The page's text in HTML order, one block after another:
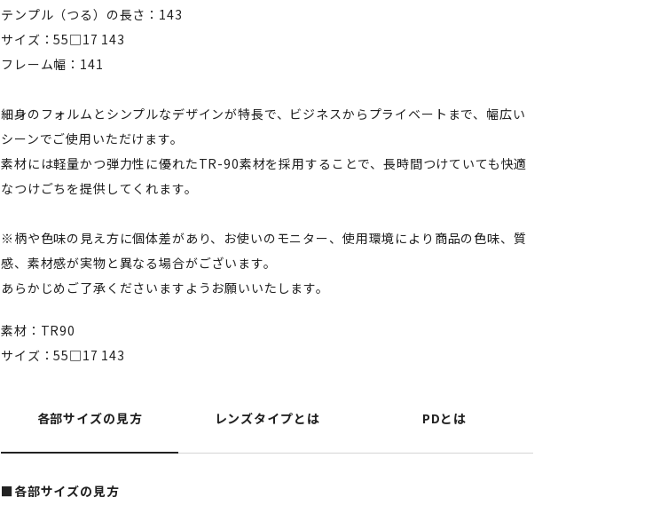
テンプル（つる）の長さ：143
サイズ：55□17 143
フレーム幅：141
細身のフォルムとシンプルなデザインが特長で、ビジネスからプライベートまで、幅広い
シーンでご使用いただけます。
素材には軽量かつ弾力性に優れたTR-90素材を採用することで、長時間つけていても快適
なつけごちを提供してくれます。
※柄や色味の見え方に個体差があり、お使いのモニター、使用環境により商品の色味、質
感、素材感が実物と異なる場合がございます。
あらかじめご了承くださいますようお願いいたします。
素材：TR90
サイズ：55□17 143
各部サイズの見方 レンズタイプとは PDとは
■各部サイズの見方